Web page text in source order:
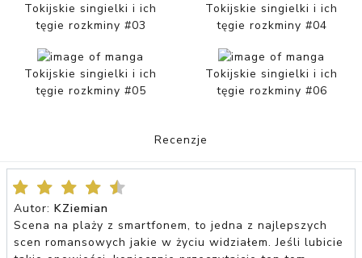
Tokijskie singielki i ich
tęgie rozkminy #03
Tokijskie singielki i ich
tęgie rozkminy #04
Tokijskie singielki i ich
tęgie rozkminy #05
Tokijskie singielki i ich
tęgie rozkminy #06
Recenzje
Autor: KZiemian
Scena na plaży z smartfonem, to jedna z najlepszych
scen romansowych jakie w życiu widziałem. Jeśli lubicie